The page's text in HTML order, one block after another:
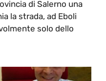
di Salerno una
la strada, ad Eboli
solo dello